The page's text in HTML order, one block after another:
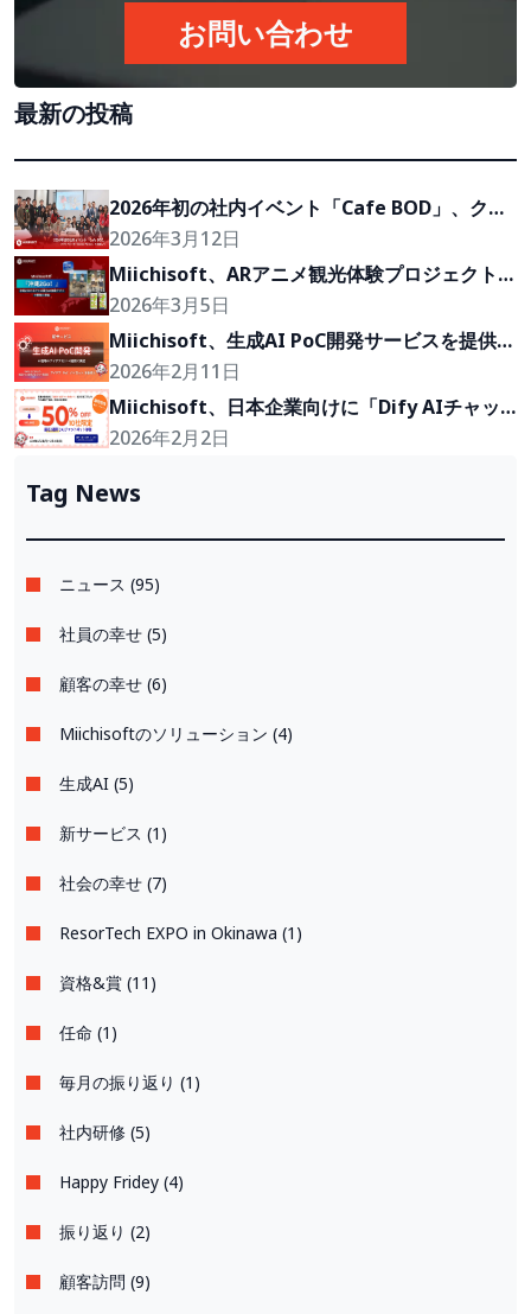
お問い合わせ
最新の投稿
2026年初の社内イベント「Cafe BOD」、クラ
イアントの『Growth Partner』を目指して
2026年3月12日
Miichisoft、ARアニメ観光体験プロジェクト
「沖縄2Go！」の開発に参画
2026年3月5日
Miichisoft、生成AI PoC開発サービスを提供開
始。アイデアを2〜4週間で実現可能なプロトタ
イプに。
2026年2月11日
Miichisoft、日本企業向けに「Dify AIチャッ
トボット」導入支援プランを50％割引で提供。
2026年2月2日
Tag News
ニュース (95)
社員の幸せ (5)
顧客の幸せ (6)
Miichisoftのソリューション (4)
生成AI (5)
新サービス (1)
社会の幸せ (7)
ResorTech EXPO in Okinawa (1)
資格&賞 (11)
任命 (1)
毎月の振り返り (1)
社内研修 (5)
Happy Fridey (4)
振り返り (2)
顧客訪問 (9)